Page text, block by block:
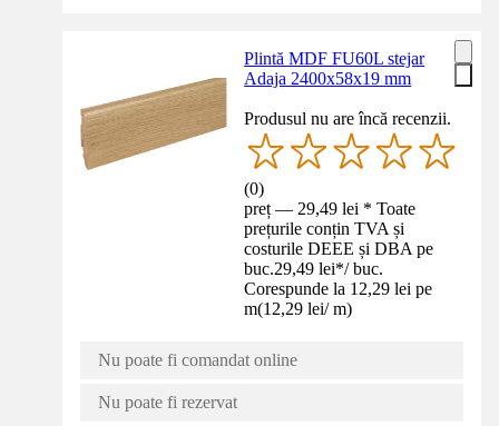
Plintă MDF FU60L stejar
Adaja 2400x58x19 mm
Produsul nu are încă recenzii.
(0)
preț — 29,49 lei * Toate
prețurile conțin TVA și
costurile DEEE și DBA pe
buc.29,49 lei*/ buc.
Corespunde la 12,29 lei pe
m(12,29 lei/ m)
Nu poate fi comandat online
Nu poate fi rezervat